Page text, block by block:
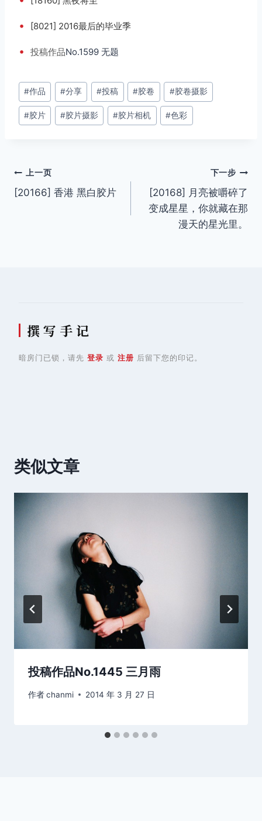
• [8021] 2016最后的毕业季
• 投稿作品No.1599 无题
文
章
标
#作品 #分享 #投稿 #胶卷 #胶卷摄影
#胶片 #胶片摄影 #胶片相机 #色彩
文
章
上一页
[20166] 香港 黑白胶片
下一步
[20168] 月亮被嚼碎了
变成星星，你就藏在那
漫天的星光里。
撰 写 手 记
暗房门已锁，请先 登录 或 注册 后留下您的印记。
类似文章
投稿作品No.1445 三月雨
作者chanmi 2014 年 3 月 27 日